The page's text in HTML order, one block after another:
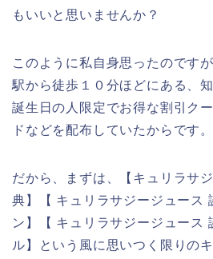
もいいと思いませんか？
このように私自身思ったのです
駅から徒歩１０分ほどにある、
誕生日の人限定でお得な割引ク
ドなどを配布していたからです。
だから、まずは、【キュリラサ
典】【 キュリラサジージュース
ン】【 キュリラサジージュース
ル】という風に思いつく限りの